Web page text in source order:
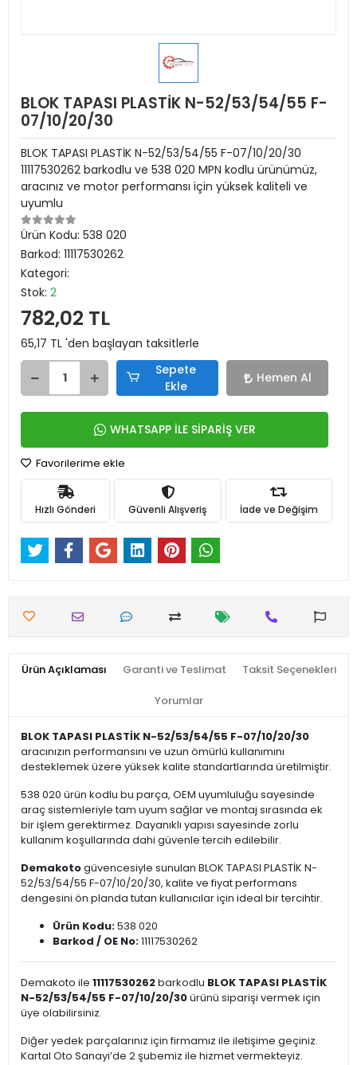
BLOK TAPASI PLASTİK N-52/53/54/55 F-
07/10/20/30
BLOK TAPASI PLASTİK N-52/53/54/55 F-07/10/20/30
11117530262 barkodlu ve 538 020 MPN kodlu ürünümüz,
aracınız ve motor performansı için yüksek kaliteli ve
uyumlu
Ürün Kodu: 538 020
Barkod: 11117530262
Kategori:
Stok: 2
782,02 TL
65,17 TL 'den başlayan taksitlerle
Sepete
Ekle
Hemen Al
WHATSAPP İLE SİPARİŞ VER
Favorilerime ekle
Hızlı Gönderi Güvenli Alışveriş İade ve Değişim
Ürün Açıklaması Garanti ve Teslimat Taksit Seçenekleri
Yorumlar
BLOK TAPASI PLASTİK N-52/53/54/55 F-07/10/20/30
aracınızın performansını ve uzun ömürlü kullanımını
desteklemek üzere yüksek kalite standartlarında üretilmiştir.
538 020 ürün kodlu bu parça, OEM uyumluluğu sayesinde
araç sistemleriyle tam uyum sağlar ve montaj sırasında ek
bir işlem gerektirmez. Dayanıklı yapısı sayesinde zorlu
kullanım koşullarında dahi güvenle tercih edilebilir.
Demakotogüvencesiyle sunulan BLOK TAPASI PLASTİK N-
52/53/54/55 F-07/10/20/30, kalite ve fiyat performans
dengesini ön planda tutan kullanıcılar için ideal bir tercihtir.
Ürün Kodu:538 020
Barkod / OE No:11117530262
Demakoto ile 11117530262barkodlu BLOK TAPASI PLASTİK
N-52/53/54/55 F-07/10/20/30ürünü siparişi vermek için
üye olabilirsiniz.
Diğer yedek parçalarınız için firmamız ile iletişime geçiniz.
Kartal Oto Sanayi’de 2 şubemiz ile hizmet vermekteyiz.